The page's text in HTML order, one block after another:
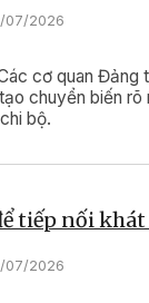
07/2026
cơ quan Đảng
chuyển biến
bộ.
tiếp nối
07/2026